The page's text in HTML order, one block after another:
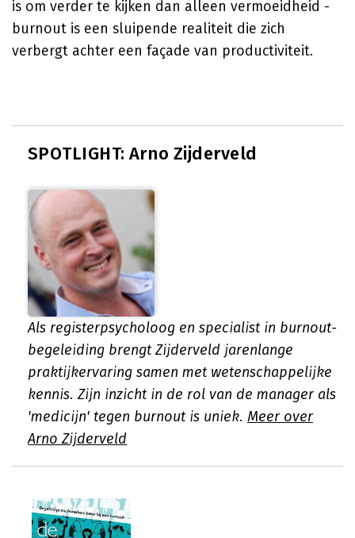
is om verder te kijken dan alleen vermoeidheid -
burnout is een sluipende realiteit die zich
verbergt achter een façade van productiviteit.
SPOTLIGHT: Arno Zijderveld
Als registerpsycholoog en specialist in burnout-
begeleiding brengt Zijderveld jarenlange
praktijkervaring samen met wetenschappelijke
kennis. Zijn inzicht in de rol van de manager als
'medicijn' tegen burnout is uniek. Meer over
Arno Zijderveld